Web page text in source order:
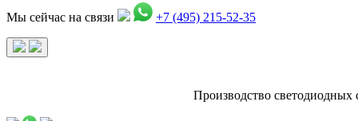
Мы сейчас на связи +7 (495) 215-52-35
Производство светодиодных